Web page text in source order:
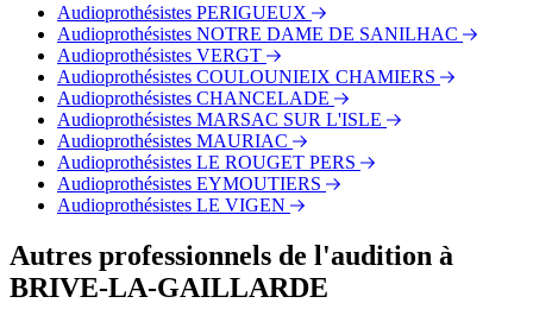
Audioprothésistes PERIGUEUX
Audioprothésistes NOTRE DAME DE SANILHAC
Audioprothésistes VERGT
Audioprothésistes COULOUNIEIX CHAMIERS
Audioprothésistes CHANCELADE
Audioprothésistes MARSAC SUR L'ISLE
Audioprothésistes MAURIAC
Audioprothésistes LE ROUGET PERS
Audioprothésistes EYMOUTIERS
Audioprothésistes LE VIGEN
Autres professionnels de l'audition à
BRIVE-LA-GAILLARDE